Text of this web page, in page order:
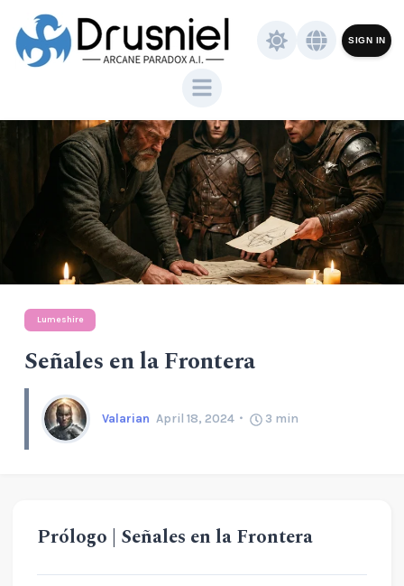
SIGN IN
Lumeshire
Señales en la Frontera
Valarian April 18, 2024 3 min
Prólogo | Señales en la Frontera